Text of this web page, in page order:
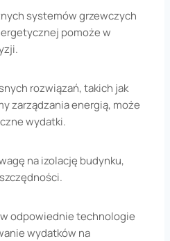
systemów grzewczych
pomoże w
rozwiązań, takich jak
zarządzania energią, może
wydatki.
na izolację budynku,
odpowiednie technologie
wydatków na